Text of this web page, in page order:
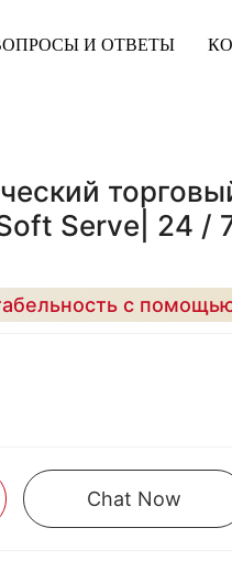
И ОТВЕТЫ
Serve| 24 /
Chat Now